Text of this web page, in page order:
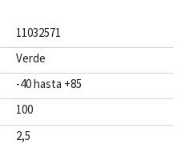
11032571
Verde
-40 hasta +85
100
2,5